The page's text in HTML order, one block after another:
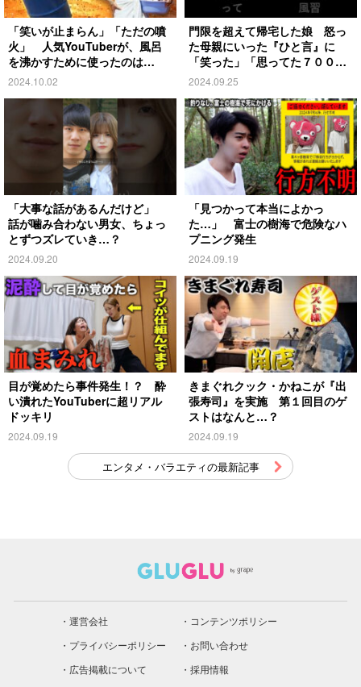
「笑いが止まらん」「ただの噴
火」 人気YouTuberが、風呂
を沸かすために使ったのは…
2024.10.02
門限を超えて帰宅した娘 怒っ
た母親にいった『ひと言』に
「笑った」「思ってた７００倍
特殊」
2024.09.25
「大事な話があるんだけど」
話が噛み合わない男女、ちょっ
とずつズレていき…？
2024.09.20
「見つかって本当によかっ
た…」 富士の樹海で危険なハ
プニング発生
2024.09.19
目が覚めたら事件発生！？ 酔
い潰れたYouTuberに超リアル
ドッキリ
2024.09.19
きまぐれクック・かねこが『出
張寿司』を実施 第１回目のゲ
ストはなんと…？
2024.09.19
エンタメ・バラエティの最新記事
運営会社
コンテンツポリシー
プライバシーポリシー
お問い合わせ
広告掲載について
採用情報